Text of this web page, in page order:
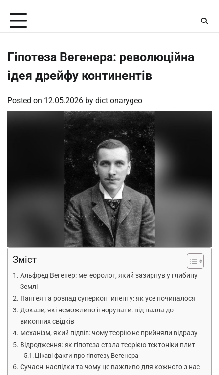
content
Гіпотеза Вегенера: революційна
ідея дрейфу континентів
Posted on 12.05.2026 by dictionarygeo
Зміст
Альфред Вегенер: метеоролог, який зазирнув у глибину
Землі
Пангея та розпад суперконтиненту: як усе починалося
Докази, які неможливо ігнорувати: від пазла до
викопних свідків
Механізм, який підвів: чому теорію не прийняли відразу
Відродження: як гіпотеза стала теорією тектоніки плит
Цікаві факти про гіпотезу Вегенера
Сучасні наслідки та чому це важливо для кожного з нас